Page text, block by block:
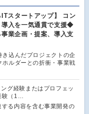
ITスタートアップ】 コン
導入を一気通貫で支援◆
業企画・提案、導入支
き込んだプロジェクトの企
ルダーとの折衝・事業戦
グ経験またはプロフェッ
験（1…
する内容を含む事業開発の